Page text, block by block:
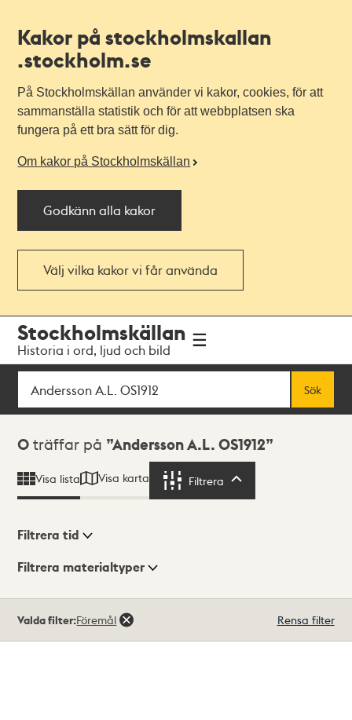
Kakor på stockholmskallan
.stockholm.se
På Stockholmskällan använder vi kakor, cookies, för att
sammanställa statistik och för att webbplatsen ska
fungera på ett bra sätt för dig.
Om kakor på Stockholmskällan
Godkänn alla kakor
Välj vilka kakor vi får använda
navigationen
huvudinnehållet
Stockholmskällan
Historia i ord, ljud och bild
Sök
Sök
Sökresultat
0 träffar på Andersson A.L. OS1912
Visa lista Visa karta Filtrera
Visningsläge
Filtrera tid
Filtrera materialtyper
träffar
Valda filter:Föremål Rensa filter